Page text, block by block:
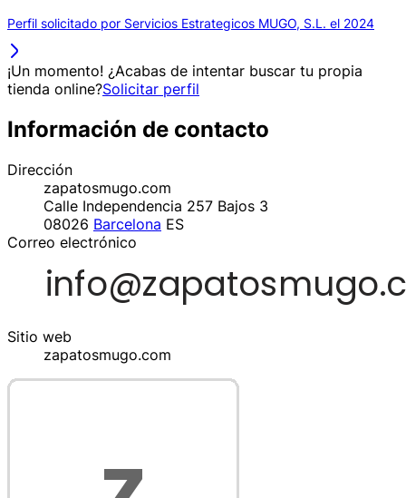
Perfil solicitado por Servicios Estrategicos MUGO, S.L. el 2024
¡Un momento! ¿Acabas de intentar buscar tu propia
tienda online?Solicitar perfil
Información de contacto
Dirección
zapatosmugo.com
Calle Independencia 257 Bajos 3
08026 Barcelona ES
Correo electrónico
Sitio web
zapatosmugo.com